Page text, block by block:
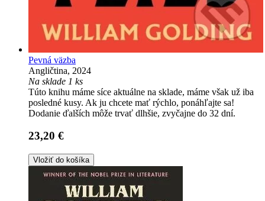
Pevná väzba
Angličtina, 2024
Na sklade 1 ks
Túto knihu máme síce aktuálne na sklade, máme však už iba
posledné kusy. Ak ju chcete mať rýchlo, ponáhľajte sa!
Dodanie ďalších môže trvať dlhšie, zvyčajne do 32 dní.
23,20 €
Vložiť do košíka